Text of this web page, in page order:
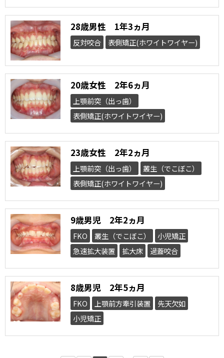
28歳男性 1年3ヵ月
反対咬合 表側矯正(ホワイトワイヤー)
20歳女性 2年6ヵ月
上顎前突（出っ歯）
表側矯正(ホワイトワイヤー)
23歳女性 2年2ヵ月
上顎前突（出っ歯）
叢生（でこぼこ）
表側矯正(ホワイトワイヤー)
9歳男児 2年2ヵ月
FKO 叢生（でこぼこ）
小児矯正
急速拡大装置
拡大床 過蓋咬合
8歳男児 2年5ヵ月
FKO 上顎前方牽引装置
先天欠如
小児矯正